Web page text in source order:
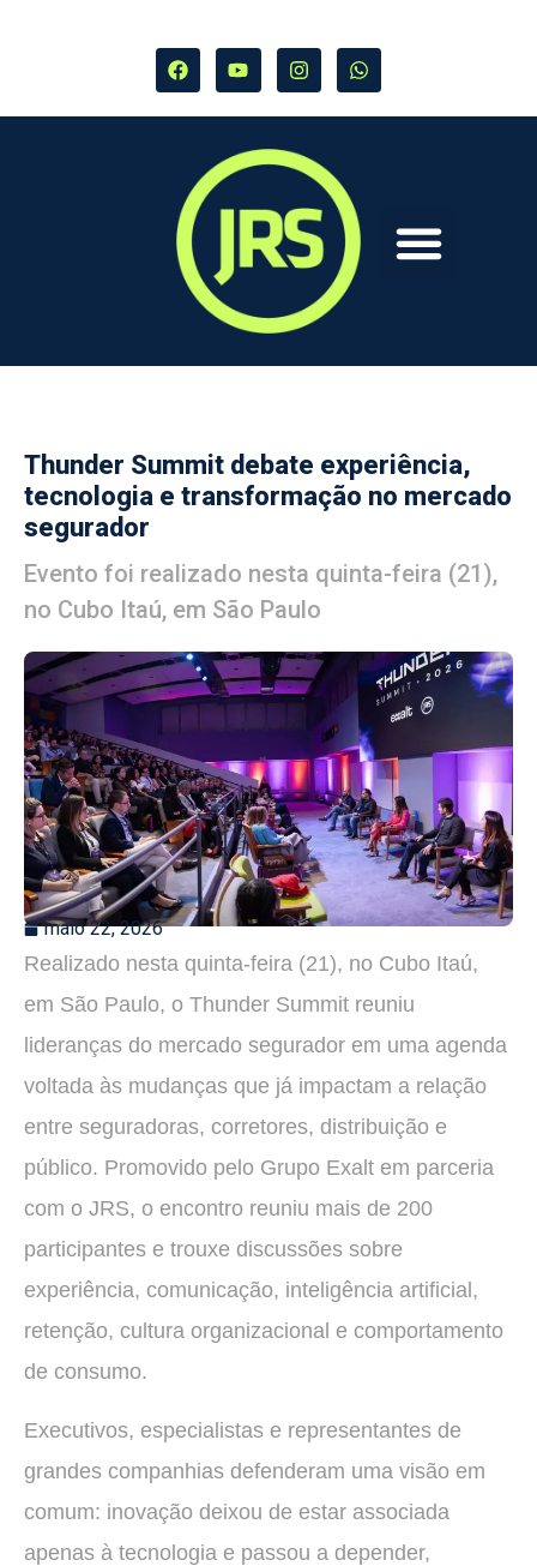
Thunder Summit debate experiência,
tecnologia e transformação no mercado
segurador
Evento foi realizado nesta quinta-feira (21),
no Cubo Itaú, em São Paulo
maio 22, 2026
Realizado nesta quinta-feira (21), no Cubo Itaú,
em São Paulo, o Thunder Summit reuniu
lideranças do mercado segurador em uma agenda
voltada às mudanças que já impactam a relação
entre seguradoras, corretores, distribuição e
público. Promovido pelo Grupo Exalt em parceria
com o JRS, o encontro reuniu mais de 200
participantes e trouxe discussões sobre
experiência, comunicação, inteligência artificial,
retenção, cultura organizacional e comportamento
de consumo.
Executivos, especialistas e representantes de
grandes companhias defenderam uma visão em
comum: inovação deixou de estar associada
apenas à tecnologia e passou a depender,